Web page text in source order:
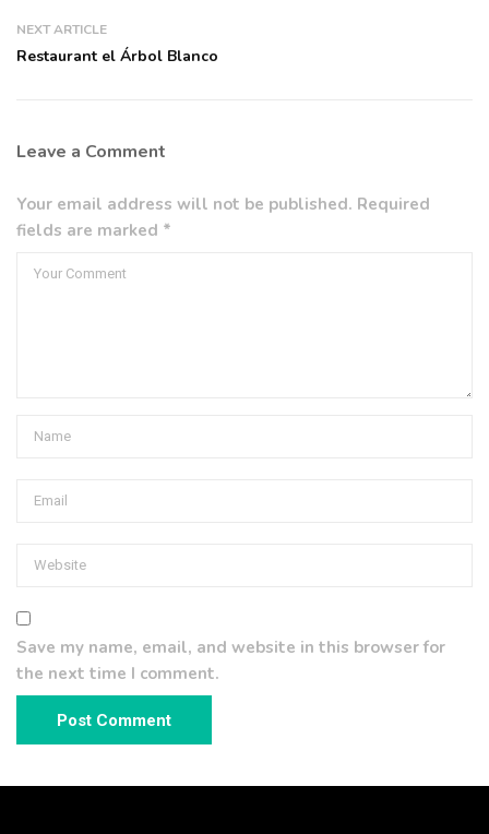
NEXT ARTICLE
Restaurant el Árbol Blanco
Leave a Comment
Your email address will not be published. Required
fields are marked *
Save my name, email, and website in this browser for
the next time I comment.